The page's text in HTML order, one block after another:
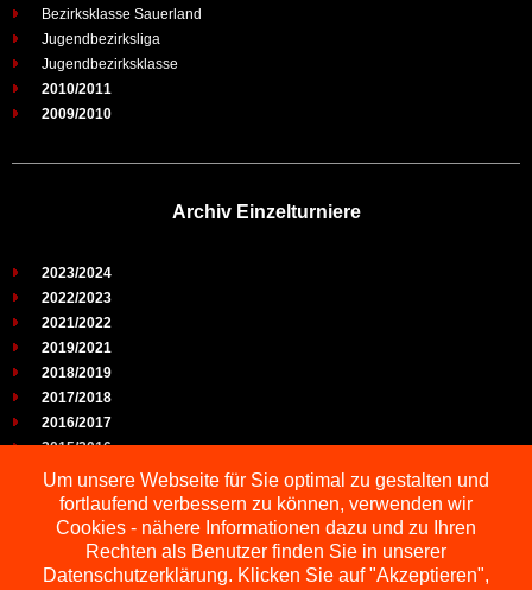
Bezirksklasse Sauerland
Jugendbezirksliga
Jugendbezirksklasse
2010/2011
2009/2010
Archiv Einzelturniere
2023/2024
2022/2023
2021/2022
2019/2021
2018/2019
2017/2018
2016/2017
2015/2016
2014/2015
2013/2014
2012/2013
2011/2012
2010/2011
Um unsere Webseite für Sie optimal zu gestalten und
fortlaufend verbessern zu können, verwenden wir
Cookies - nähere Informationen dazu und zu Ihren
Rechten als Benutzer finden Sie in unserer
Datenschutzerklärung. Klicken Sie auf "Akzeptieren",